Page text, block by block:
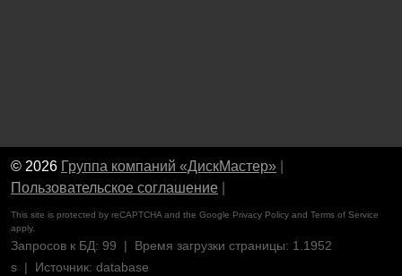
© 2026 Группа компаний «ДискМастер»
Пользовательское соглашение
This site is protected by reCAPTCHA and the Google Privacy Policy and Terms of Service
apply.
Запросов к БД: 99 | Время загрузки страницы: 1.1952
s | Источник: database